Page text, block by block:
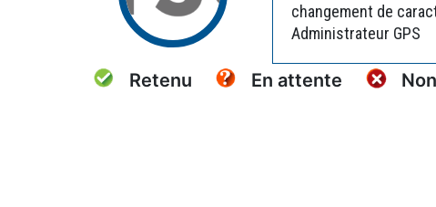
Retenu En attente
changement de
Administrateur GPS